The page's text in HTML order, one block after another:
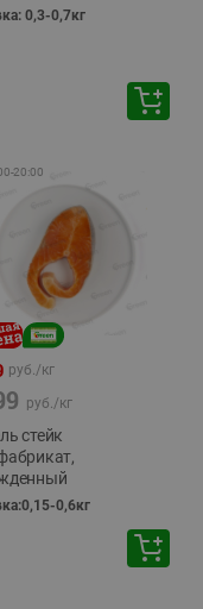
0,3-0,7кг
-20:00
руб./кг
руб./кг
стейк
0,6кг